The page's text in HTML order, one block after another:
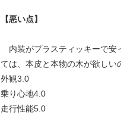
【悪い点】
内装がプラスティッキーで安
ては、本皮と本物の木が欲しい
外観3.0
乗り心地4.0
走行性能5.0